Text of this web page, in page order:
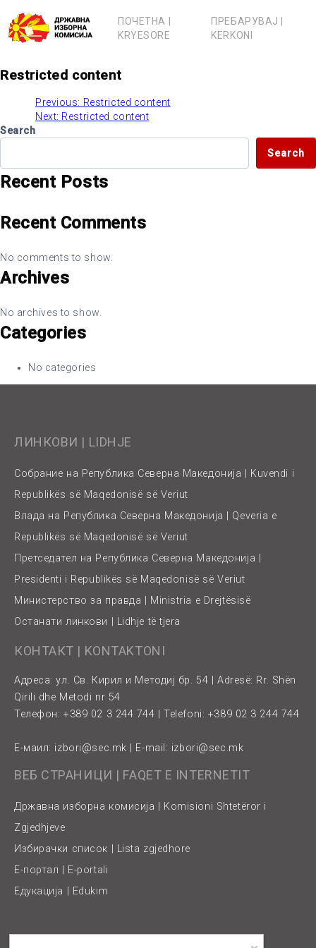
content
ПОЧЕТНА |
KRYESORE
ПРЕБАРУВАЈ |
KËRKONI
Restricted content
Post
navigation
Previous: Restricted content
Next: Restricted content
Search
Search
Recent Posts
Recent Comments
No comments to show.
Archives
No archives to show.
Categories
No categories
ЛИНКОВИ | LIDHJE
Собрание на Република Северна Македонија | Kuvendi i
Republikës së Maqedonisë së Veriut
Влада на Република Северна Македонија | Qeveria e
Republikës së Maqedonisë së Veriut
Претседател на Република Северна Македонија |
Presidenti i Republikës së Maqedonisë së Veriut
Министерство за правда | Ministria e Drejtësisë
Останати линкови | Lidhje të tjera
КОНТАКТ | KONTAKTONI
Адреса: ул. Св. Кирил и Методиј бр. 54 | Adresë: Rr. Shën
Qirili dhe Metodi nr 54
Телефон: +389 02 3 244 744 | Telefoni: +389 02 3 244 744
Е-маил: izbori@sec.mk | E-mail: izbori@sec.mk
ВЕБ СТРАНИЦИ | FAQET E INTERNETIT
Државна изборна комисија | Komisioni Shtetëror i
Zgjedhjeve
Избирачки список | Lista zgjedhore
Е-портал | E-portali
Едукација | Edukim